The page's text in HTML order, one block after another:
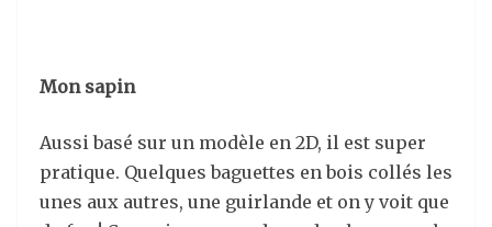
Mon sapin
Aussi basé sur un modèle en 2D, il est super
pratique. Quelques baguettes en bois collés les
unes aux autres, une guirlande et on y voit que